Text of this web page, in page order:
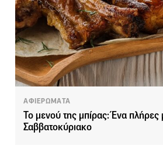
ΑΦΙΕΡΩΜΑΤΑ
Το μενού της μπίρας: Ένα πλήρες
Σαββατοκύριακο